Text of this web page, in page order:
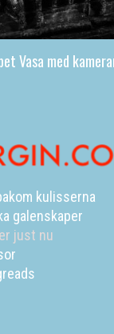
Vasa med
kulisserna
galenskaper
just nu